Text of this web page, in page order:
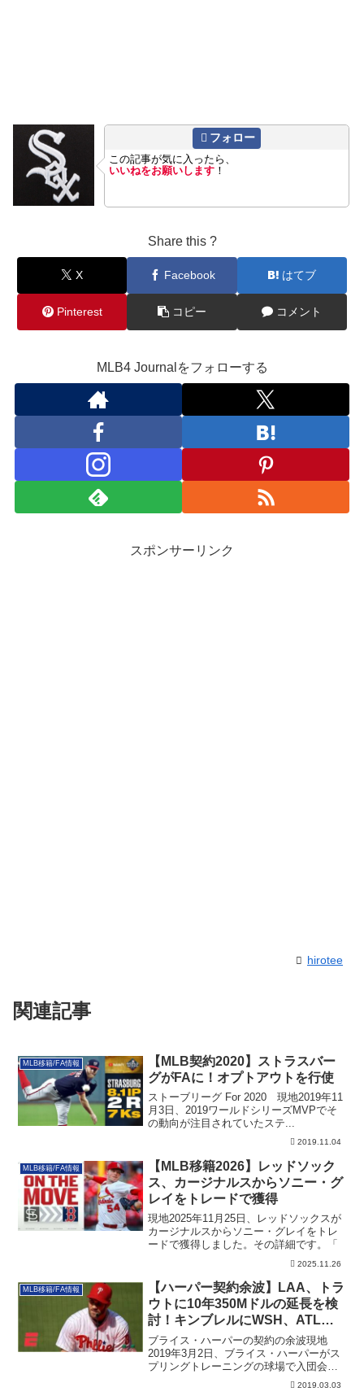
フォロー
この記事が気に入ったら、
いいねをお願いします ！
Share this ?
X Facebook はてブ
Pinterest コピー コメント
MLB4 Journalをフォローする
スポンサーリンク
hirotee
関連記事
MLB移籍/FA情報
【MLB契約2020】ストラスバー
グがFAに！オプトアウトを行使
ストーブリーグ For 2020 現地2019年11
月3日、2019ワールドシリーズMVPでそ
の動向が注目されていたステ...
2019.11.04
MLB移籍/FA情報
【MLB移籍2026】レッドソック
ス、カージナルスからソニー・グ
レイをトレードで獲得
現地2025年11月25日、レッドソックスが
カージナルスからソニー・グレイをトレ
ードで獲得しました。その詳細です。「
2025.11.26
MLB移籍/FA情報
【ハーパー契約余波】LAA、トラ
ウトに10年350Mドルの延長を検
討！キンブレルにWSH、ATLな
ど複数のオファー
ブライス・ハーパーの契約の余波現地
2019年3月2日、ブライス・ハーパーがス
プリングトレーニングの球場で入団会見
2019.03.03